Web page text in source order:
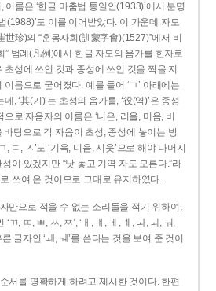
이름은 ‘한글 마춤법 통일안(1933)’에서 분명
(1988)’도 이를 이어받았다. 이 가운데 자모
珍)의 “훈몽자회(訓蒙字會)(1527)”에서 비
” 범례(凡例)에서 한글 자모의 음가를 한자로
성에 쓰인 것과 종성에 쓰인 것을 짝을 지
름으로 굳어졌다. 예를 들어 ‘ㄱ’ 아래에는
, ‘其(기)’는 초성의 음가를, ‘役(역)’은 종성
로 자음자의 이름은 ‘니은, 리을, 미음, 비
바탕으로 각 자음이 초성, 종성에 놓이는 방
ㄷ, ㅅ’도 ‘기윽, 디읃, 시읏’으로 해야 나머지
이 있겠지만 “낫 놓고 기역 자도 모른다.”라
쓰여 온 것이므로 그대로 유지하였다.
만으로 적을 수 없는 소리들을 적기 위하여,
ㄲ, ㄸ, ㅃ, ㅆ, ㅉ’, ‘ㅐ, ㅒ, ㅔ, ㅖ, ㅘ, ㅚ, ㅝ,
글자인 ‘ㅙ, ㅞ’를 쓴다는 것을 보여 준 것이
서를 명확하게 하려고 제시한 것이다. 한편